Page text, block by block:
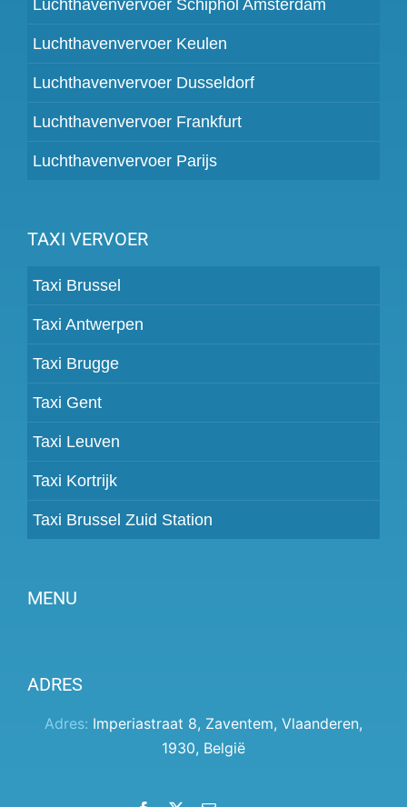
Luchthavenvervoer Schiphol Amsterdam
Luchthavenvervoer Keulen
Luchthavenvervoer Dusseldorf
Luchthavenvervoer Frankfurt
Luchthavenvervoer Parijs
TAXI VERVOER
Taxi Brussel
Taxi Antwerpen
Taxi Brugge
Taxi Gent
Taxi Leuven
Taxi Kortrijk
Taxi Brussel Zuid Station
MENU
Prijzen
Klantenpaneel
Algemene voorwaarden
ADRES
Adres: Imperiastraat 8, Zaventem, Vlaanderen,
1930, België